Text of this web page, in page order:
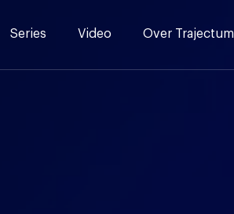
Series Video Over Trajectum